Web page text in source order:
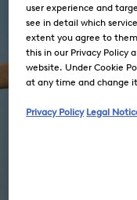
user experience and
see in detail which
extent you agree to
this in our Privacy Policy
website. Under Cookie
at any time and change
Privacy Policy Legal